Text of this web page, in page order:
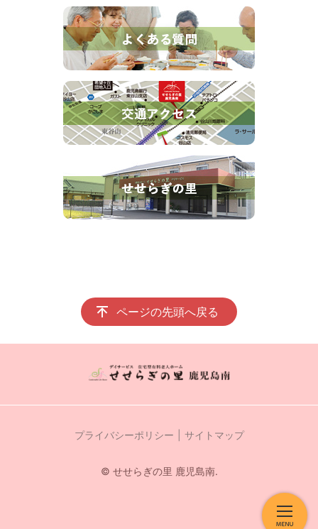
ページの先頭へ戻る
プライバシーポリシー サイトマップ
© せせらぎの里 鹿児島南.